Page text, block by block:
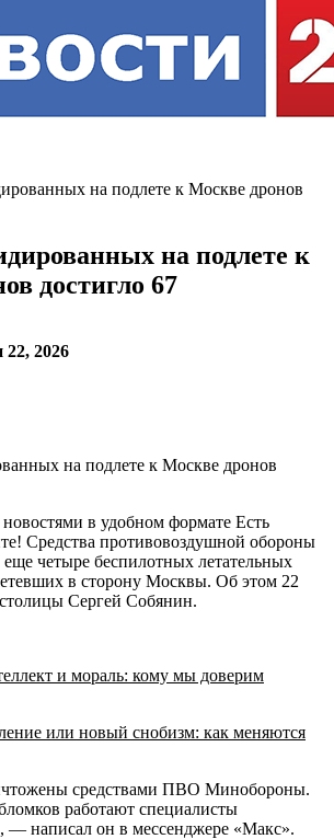
на подлете к Москве дронов
на подлете к
достигло 67
2026
в удобном формате Есть
Средства противовоздушной обороны
четыре беспилотных летательных
в сторону Москвы. Об этом 22
Сергей Собянин.
и мораль: кому мы доверим
или новый снобизм: как меняются
средствами ПВО Минобороны.
работают специалисты
— написал он в мессенджере «Макс».